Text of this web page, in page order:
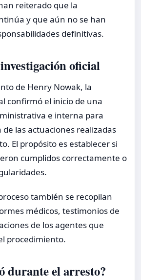
reiterado que la
y que aún no se han
definitivas.
oficial
de Henry Nowak, la
confirmó el inicio de una
e interna para
las actuaciones realizadas
El propósito es establecer si
cumplidos correctamente o
también se recopilan
médicos, testimonios de
de los agentes que
procedimiento.
durante el arresto?